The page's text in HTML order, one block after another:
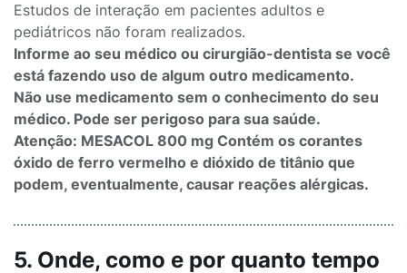
Estudos de interação em pacientes adultos e
pediátricos não foram realizados.
Informe ao seu médico ou cirurgião-dentista se você
está fazendo uso de algum outro medicamento.
Não use medicamento sem o conhecimento do seu
médico. Pode ser perigoso para sua saúde.
Atenção: MESACOL 800 mg Contém os corantes
óxido de ferro vermelho e dióxido de titânio que
podem, eventualmente, causar reações alérgicas.
5. Onde, como e por quanto tempo